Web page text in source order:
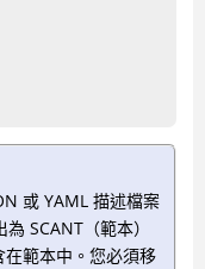
或 YAML 描述檔案
SCANT（範本）
範本中。您必須移